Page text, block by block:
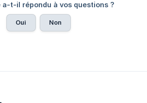
t-il répondu à vos questions ?
Oui Non